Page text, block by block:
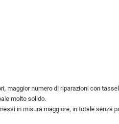
numero di riparazioni con
molto solido.
in misura maggiore, in totale senza